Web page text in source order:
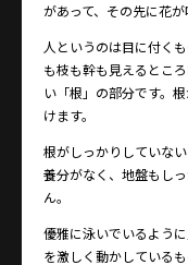
があって、その先に花が
人というのは目に付く
も枝も幹も見えるとこ
い「根」の部分です。
けます。
根がしっかりしていな
養分がなく、地盤もし
ん。
優雅に泳いでいるよう
を激しく動かしている